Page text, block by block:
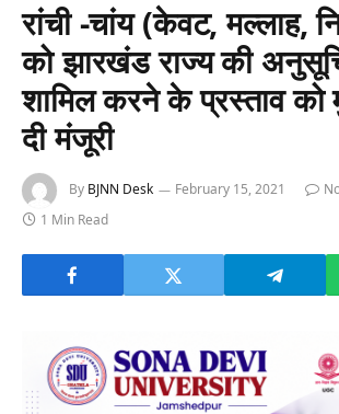
रांची -चांय (केवट, मल्लाह,
को झारखंड राज्य की
शामिल करने के प्रस्ताव को
दी मंजूरी
By BJNN Desk February 15, 2021
1 Min Read